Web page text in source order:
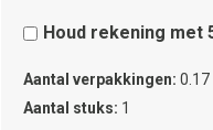
Houd rekening met
Aantal verpakkingen 0.17
Aantal stuks 1